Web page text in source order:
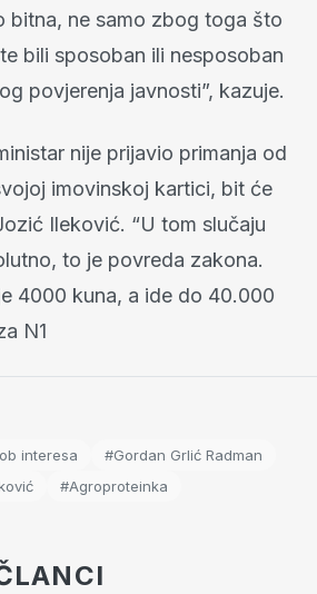
bitna, ne samo zbog toga što
bili sposoban ili nesposoban
povjerenja javnosti”, kazuje.
nije prijavio primanja od
imovinskoj kartici, bit će
Ileković. “U tom slučaju
to je povreda zakona.
4000 kuna, a ide do 40.000
N1
interesa
#Gordan Grlić Radman
#Agroproteinka